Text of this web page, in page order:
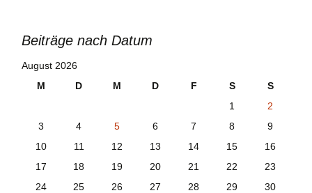
Beiträge nach Datum
August 2026
M
D M D F S
S
1
2
3
4 5 6 7 8
9
10
11 12 13 14 15
16
17
18 19 20 21 22
23
24
25 26 27 28 29
30